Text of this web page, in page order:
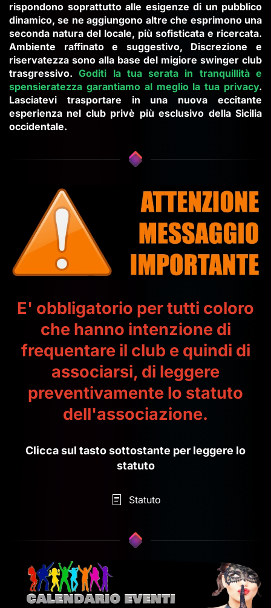
rispondono soprattutto alle esigenze di un pubblico
dinamico, se ne aggiungono altre che esprimono una
seconda natura del locale, più sofisticata e ricercata.
Ambiente raffinato e suggestivo, Discrezione e
riservatezza sono alla base del migiore swinger club
trasgressivo.Goditi la tua serata in tranquillità e
spensieratezza garantiamo al meglio la tua privacy.
Lasciatevi trasportare in una nuova eccitante
esperienza nel club privè più esclusivo della Sicilia
occidentale.
E' obbligatorio per tutti coloro
che hanno intenzione di
frequentare il club e quindi di
associarsi, di leggere
preventivamente lo statuto
dell'associazione.
Clicca sul tasto sottostante per leggere lo
statuto
Statuto